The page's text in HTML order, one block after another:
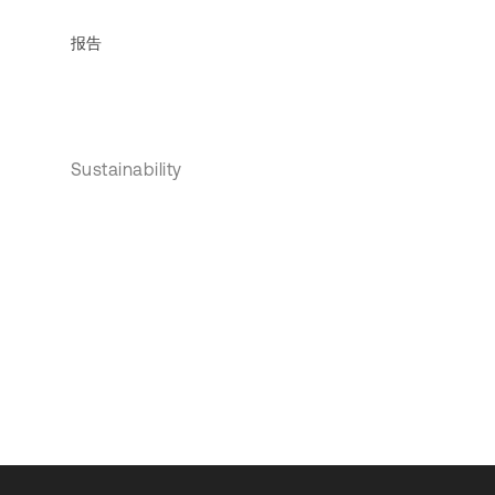
报告
Sustainability